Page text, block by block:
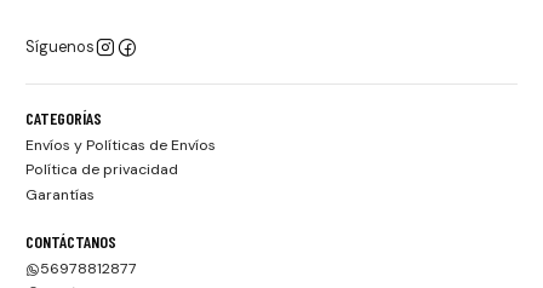
Síguenos
CATEGORÍAS
Envíos y Políticas de Envíos
Política de privacidad
Garantías
CONTÁCTANOS
56978812877